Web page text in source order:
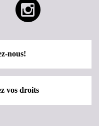
nous!
vos droits